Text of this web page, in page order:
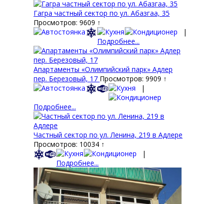
Гагра частный сектор по ул. Абазгаа, 35
Просмотров: 9609 ↑
|
Подробнее...
Апартаменты «Олимпийский парк» Адлер
пер. Березовый, 17 Просмотров: 9909 ↑
|
Подробнее...
Частный сектор по ул. Ленина, 219 в Адлере
Просмотров: 10034 ↑
|
Подробнее...